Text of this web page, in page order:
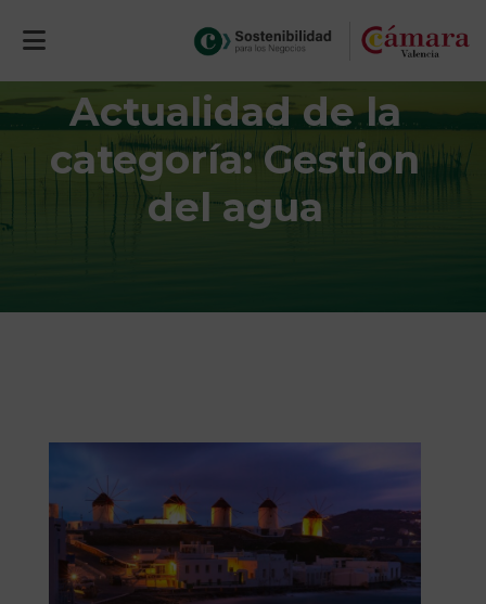
Actualidad de la
categoría: Gestion
del agua